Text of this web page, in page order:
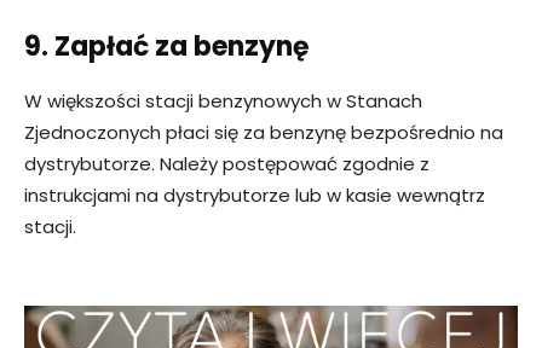
9. Zapłać za benzynę
W większości stacji benzynowych w Stanach
Zjednoczonych płaci się za benzynę bezpośrednio na
dystrybutorze. Należy postępować zgodnie z
instrukcjami na dystrybutorze lub w kasie wewnątrz
stacji.